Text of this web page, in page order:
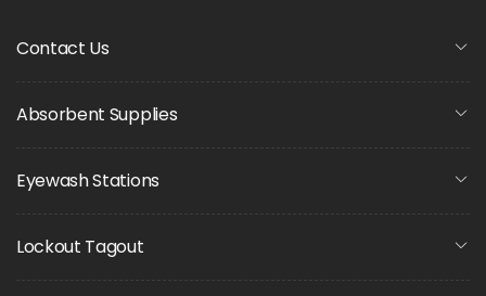
Contact Us
Absorbent Supplies
Eyewash Stations
Lockout Tagout